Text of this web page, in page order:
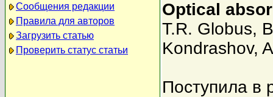
Сообщения редакции
Правила для авторов
Загрузить статью
Проверить статус статьи
Optical
T.R. Globus,
Kondrashov,
Поступила в